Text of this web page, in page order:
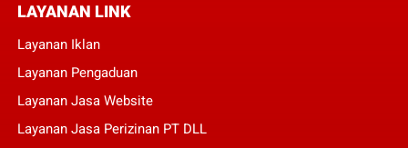
LAYANAN LINK
Layanan Iklan
Layanan Pengaduan
Layanan Jasa Website
Layanan Jasa Perizinan PT DLL